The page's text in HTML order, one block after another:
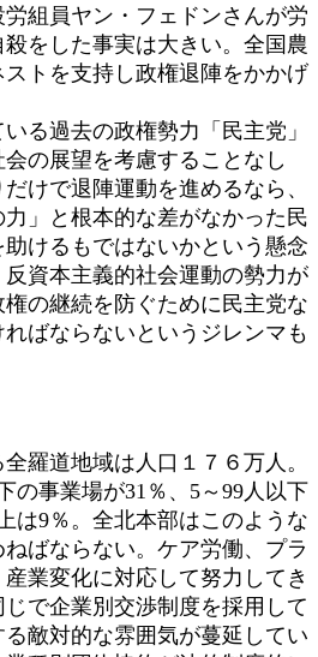
労組員ヤン・フェドンさんが労
をした事実は大きい。全国農
トを支持し政権退陣をかかげ
る過去の政権勢力「民主党」
の展望を考慮することなし
けで退陣運動を進めるなら、
」と根本的な差がなかった民
けるもではないかという懸念
資本主義的社会運動の勢力が
の継続を防ぐために民主党な
ばならないというジレンマも
羅道地域は人口１７６万人。
の事業場が31％、5～99人以下
は9％。全北本部はこのような
ばならない。ケア労働、プラ
業変化に対応して努力してき
で企業別交渉制度を採用して
敵対的な雰囲気が蔓延してい